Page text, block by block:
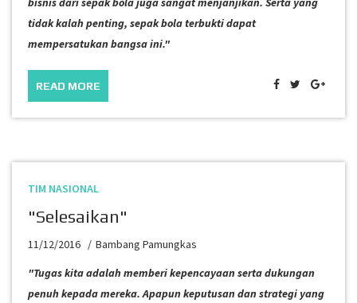
tidak kalah penting, sepak bola terbukti dapat
mempersatukan bangsa ini."
READ MORE
TIM NASIONAL
"Selesaikan"
11/12/2016
Bambang Pamungkas
"Tugas kita adalah memberi kepencayaan serta dukungan
penuh kepada mereka. Apapun keputusan dan strategi yang